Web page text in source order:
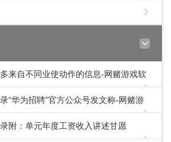
来自不同业使动作的信息-网赌游戏软
“华为招聘”官方公众号发文称-网赌游
附：单元年度工资收入讲述甘愿